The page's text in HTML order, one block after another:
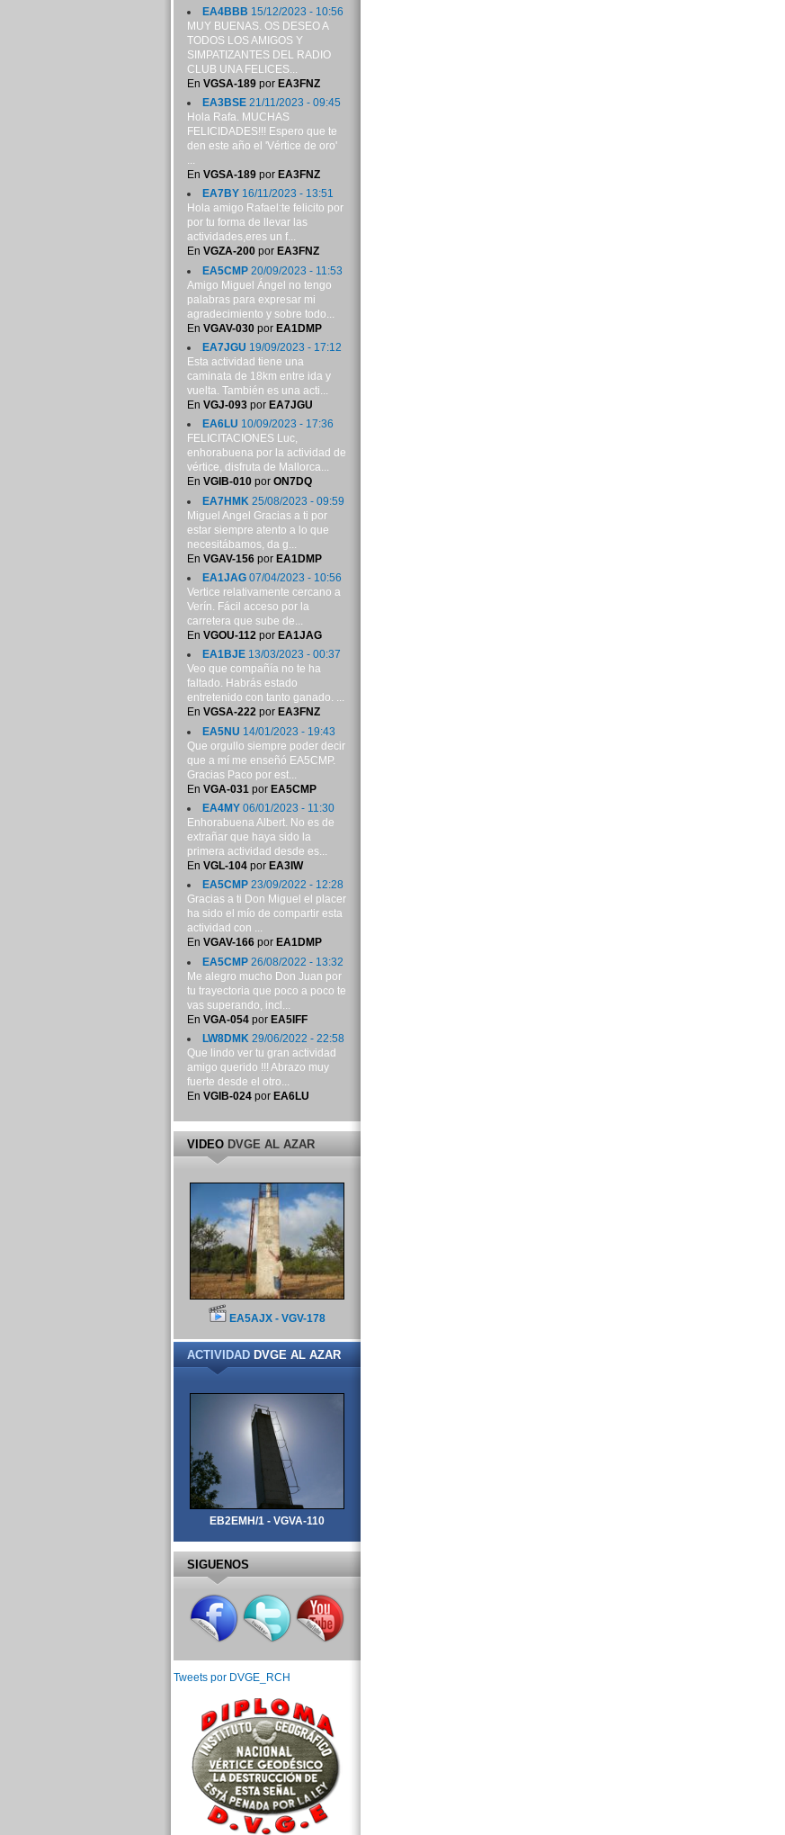
EA4BBB 15/12/2023 - 10:56
MUY BUENAS. OS DESEO A
TODOS LOS AMIGOS Y
SIMPATIZANTES DEL RADIO
CLUB UNA FELICES...
En VGSA-189por EA3FNZ
EA3BSE21/11/2023 - 09:45
Hola Rafa. MUCHAS
FELICIDADES!!! Espero que te
den este año el 'Vértice de oro'
...
En VGSA-189por EA3FNZ
EA7BY16/11/2023 - 13:51
Hola amigo Rafael:te felicito por
por tu forma de llevar las
actividades,eres un f...
En VGZA-200por EA3FNZ
EA5CMP20/09/2023 - 11:53
Amigo Miguel Ángel no tengo
palabras para expresar mi
agradecimiento y sobre todo...
En VGAV-030por EA1DMP
EA7JGU 19/09/2023 - 17:12
Esta actividad tiene una
caminata de 18km entre ida y
vuelta. También es una acti...
En VGJ-093por EA7JGU
EA6LU 10/09/2023 - 17:36
FELICITACIONES Luc,
enhorabuena por la actividad de
vértice, disfruta de Mallorca...
En VGIB-010por ON7DQ
EA7HMK 25/08/2023 - 09:59
Miguel Angel Gracias a ti por
estar siempre atento a lo que
necesitábamos, da g...
En VGAV-156por EA1DMP
EA1JAG07/04/2023 - 10:56
Vertice relativamente cercano a
Verín. Fácil acceso por la
carretera que sube de...
En VGOU-112por EA1JAG
EA1BJE13/03/2023 - 00:37
Veo que compañía no te ha
faltado. Habrás estado
entretenido con tanto ganado. ...
En VGSA-222por EA3FNZ
EA5NU 14/01/2023 - 19:43
Que orgullo siempre poder decir
que a mí me enseñó EA5CMP.
Gracias Paco por est...
En VGA-031 por EA5CMP
EA4MY06/01/2023 - 11:30
Enhorabuena Albert. No es de
extrañar que haya sido la
primera actividad desde es...
En VGL-104por EA3IW
EA5CMP23/09/2022 - 12:28
Gracias a ti Don Miguel el placer
ha sido el mío de compartir esta
actividad con ...
En VGAV-166por EA1DMP
EA5CMP26/08/2022 - 13:32
Me alegro mucho Don Juan por
tu trayectoria que poco a poco te
vas superando, incl...
En VGA-054por EA5IFF
LW8DMK29/06/2022 - 22:58
Que lindo ver tu gran actividad
amigo querido !!! Abrazo muy
fuerte desde el otro...
En VGIB-024por EA6LU
VIDEODVGE AL AZAR
EA5AJX - VGV-178
ACTIVIDADDVGE AL AZAR
EB2EMH/1 - VGVA-110
SIGUENOS
Tweets por DVGE_RCH